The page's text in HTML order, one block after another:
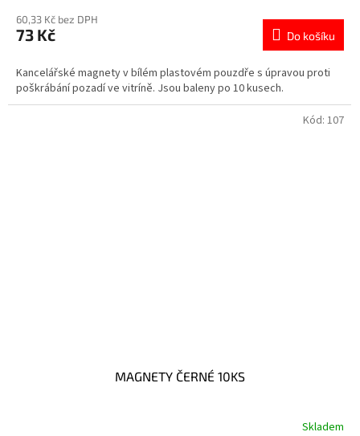
60,33 Kč bez DPH
73 Kč Do košíku
Kancelářské magnety v bílém plastovém pouzdře s úpravou proti
poškrábání pozadí ve vitríně. Jsou baleny po 10 kusech.
MAGNETY ČERNÉ 10KS
Skladem
Kód: 107